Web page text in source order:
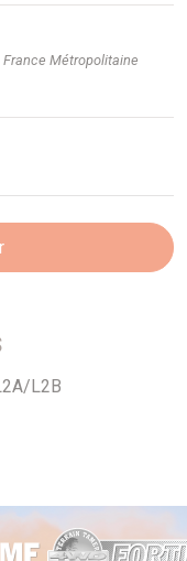
Métropolitaine
L2B